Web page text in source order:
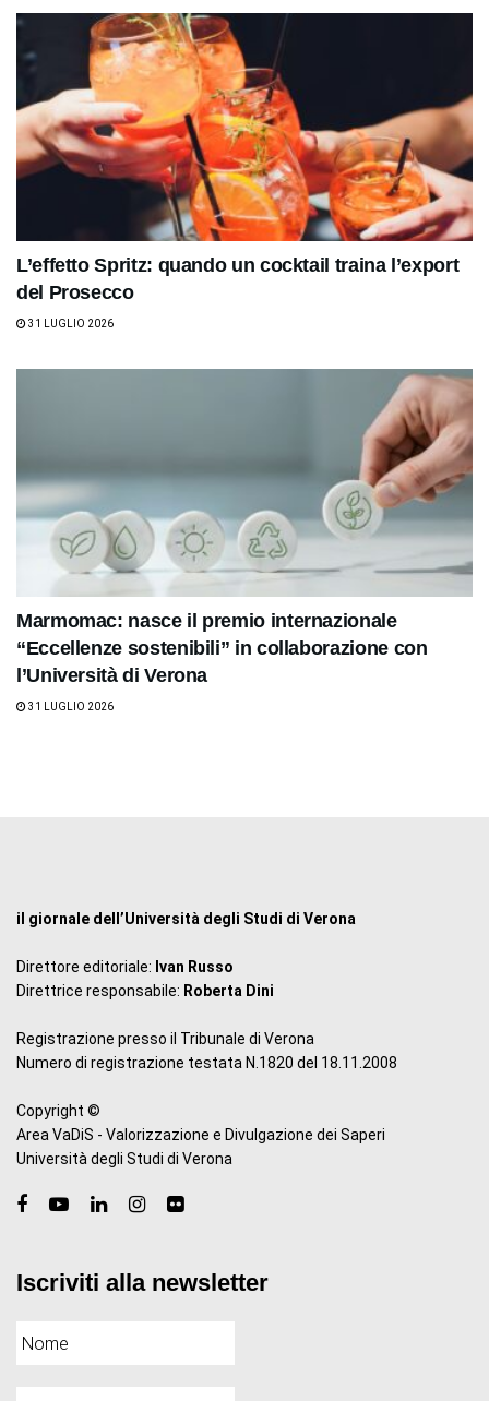
L’effetto Spritz: quando un cocktail traina l’export
del Prosecco
31 LUGLIO 2026
Marmomac: nasce il premio internazionale
“Eccellenze sostenibili” in collaborazione con
l’Università di Verona
31 LUGLIO 2026
il giornale dell’Università degli Studi di Verona
Direttore editoriale: Ivan Russo
Direttrice responsabile: Roberta Dini
Registrazione presso il Tribunale di Verona
Numero di registrazione testata N.1820 del 18.11.2008
Copyright ©
Area VaDiS - Valorizzazione e Divulgazione dei Saperi
Università degli Studi di Verona
Iscriviti alla newsletter